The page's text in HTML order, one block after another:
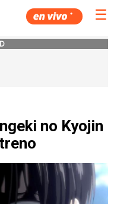
☰
no Kyojin